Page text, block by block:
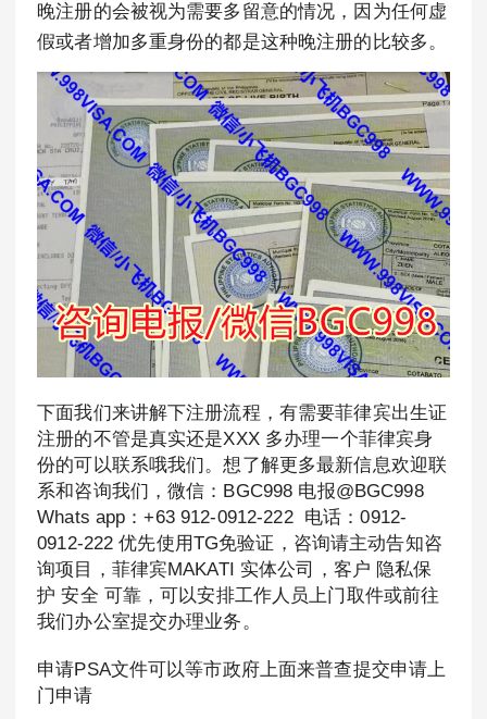
晚注册的会被视为需要多留意的情况，因为任何虚
假或者增加多重身份的都是这种晚注册的比较多。
下面我们来讲解下注册流程，有需要菲律宾出生证
注册的不管是真实还是XXX 多办理一个菲律宾身
份的可以联系哦我们。想了解更多最新信息欢迎联
系和咨询我们，微信：BGC998 电报@BGC998
Whats app：+63 912-0912-222 电话：0912-
0912-222 优先使用TG免验证，咨询请主动告知咨
询项目，菲律宾MAKATI 实体公司，客户 隐私保
护 安全 可靠，可以安排工作人员上门取件或前往
我们办公室提交办理业务。
申请PSA文件可以等市政府上面来普查提交申请上
门申请